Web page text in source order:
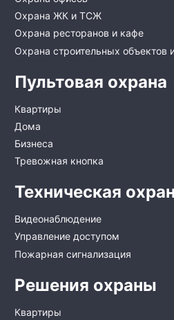
Охрана ЖК и ТСЖ
Охрана ресторанов и кафе
Охрана строительных объектов
Пультовая охрана
Квартиры
Дома
Бизнеса
Тревожная кнопка
Техническая
Видеонаблюдение
Управление доступом
Пожарная сигнализация
Решения охраны
Квартиры